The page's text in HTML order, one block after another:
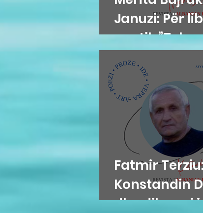
Januzi: Për
poetik ”Teh
Hazir
Fatmir
Konstandin
dhe diksursi i